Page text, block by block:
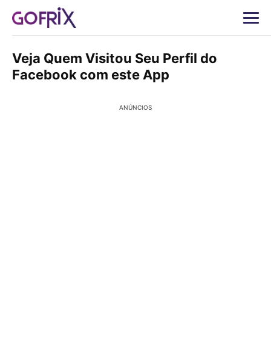
Veja Quem Visitou Seu Perfil do
Facebook com este App
ANÚNCIOS